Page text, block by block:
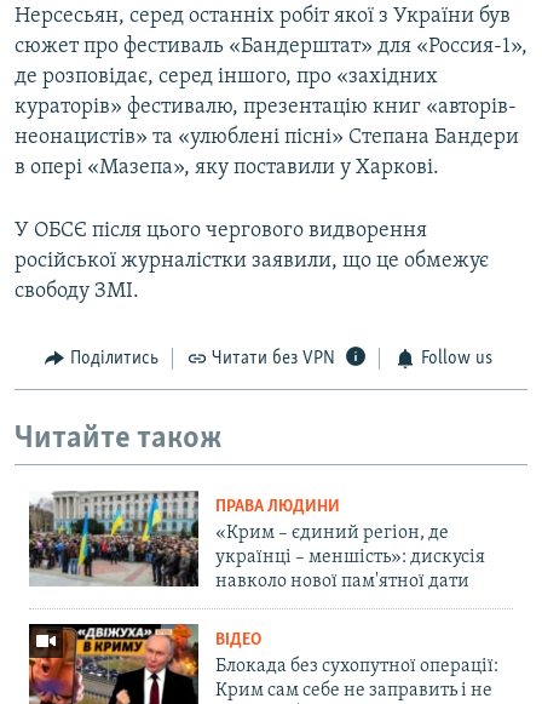
Нерсесьян, серед останніх робіт якої з України був
сюжет про фестиваль «Бандерштат» для «Россия-1»,
де розповідає, серед іншого, про «західних
кураторів» фестивалю, презентацію книг «авторів-
неонацистів» та «улюблені пісні» Степана Бандери
в опері «Мазепа», яку поставили у Харкові.
У ОБСЄ після цього чергового видворення
російської журналістки заявили, що це обмежує
свободу ЗМІ.
Поділитись Читати без VPN Follow us
Читайте також
ПРАВА ЛЮДИНИ
«Крим – єдиний регіон, де
українці – меншість»: дискусія
навколо нової пам'ятної дати
ВІДЕО
Блокада без сухопутної операції:
Крим сам себе не заправить і не